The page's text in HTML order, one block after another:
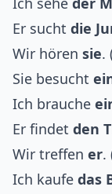
Er sucht die
Wir hören sie.
Sie besucht
Ich brauche
Er findet den
Wir treffen er.
Ich kaufe das